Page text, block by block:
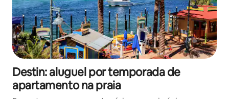
Destin: aluguel por temporada de
apartamento na praia